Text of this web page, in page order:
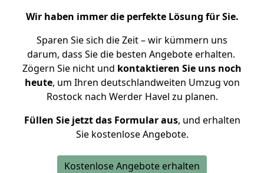
Wir haben immer die perfekte Lösung für Sie.
Sparen Sie sich die Zeit – wir kümmern uns
darum, dass Sie die besten Angebote erhalten.
Zögern Sie nicht und kontaktieren Sie uns noch
heute, um Ihren deutschlandweiten Umzug von
Rostock nach Werder Havel zu planen.
Füllen Sie jetzt das Formular aus, und erhalten
Sie kostenlose Angebote.
Kostenlose Angebote erhalten